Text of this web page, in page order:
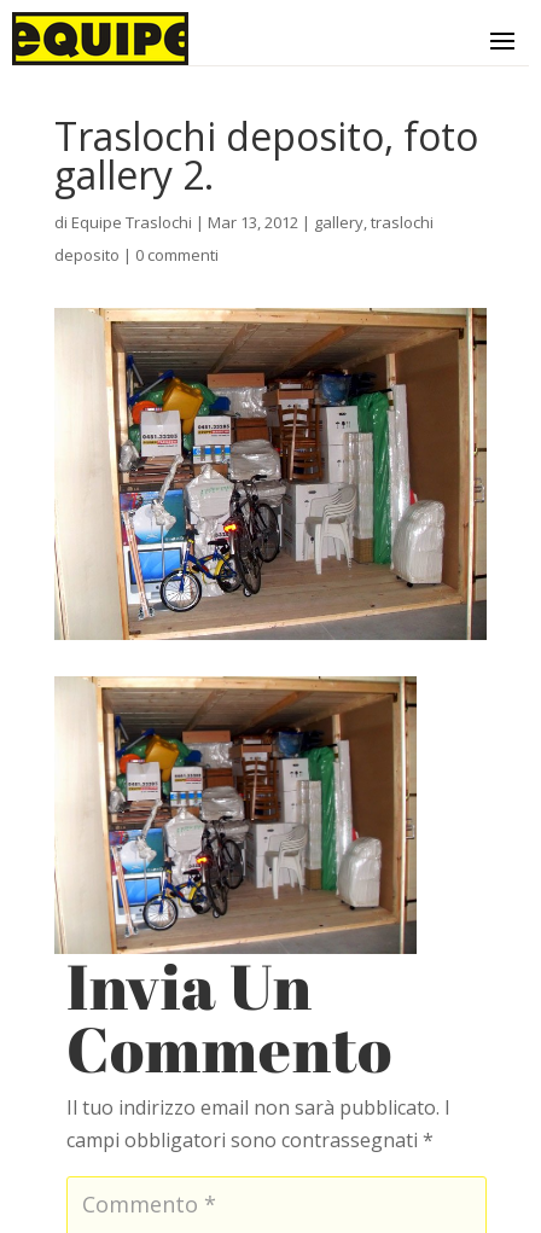
Traslochi deposito, foto
gallery 2.
di Equipe Traslochi | Mar 13, 2012| gallery,traslochi
deposito | 0 commenti
Invia Un
Commento
Il tuo indirizzo email non sarà pubblicato. I
campi obbligatori sono contrassegnati *